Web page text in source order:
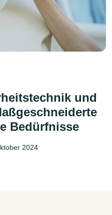
und
Bedürfnisse
2024